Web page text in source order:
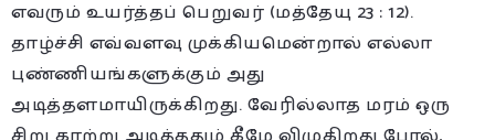
எவரும் உயர்த்தப் பெறுவர் (மத்தேயு 23 : 12).
தாழ்ச்சி எவ்வளவு முக்கியமென்றால் எல்லா
புண்ணியங்களுக்கும் அது
அடித்தளமாயிருக்கிறது. வேரில்லாத மரம் ஒரு